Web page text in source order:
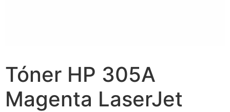
Tóner HP 305A
Magenta LaserJet